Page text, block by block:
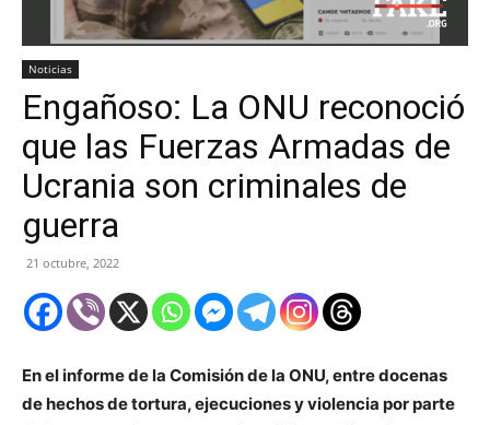
Noticias
Engañoso: La ONU reconoció
que las Fuerzas Armadas de
Ucrania son criminales de
guerra
21 octubre, 2022
En el informe de la Comisión de la ONU, entre docenas
de hechos de tortura, ejecuciones y violencia por parte